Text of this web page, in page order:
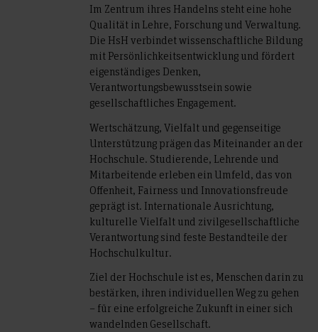
Im Zentrum ihres Handelns steht eine hohe
Qualität in Lehre, Forschung und Verwaltung.
Die HsH verbindet wissenschaftliche Bildung
mit Persönlichkeitsentwicklung und fördert
eigenständiges Denken,
Verantwortungsbewusstsein sowie
gesellschaftliches Engagement.
Wertschätzung, Vielfalt und gegenseitige
Unterstützung prägen das Miteinander an der
Hochschule. Studierende, Lehrende und
Mitarbeitende erleben ein Umfeld, das von
Offenheit, Fairness und Innovationsfreude
geprägt ist. Internationale Ausrichtung,
kulturelle Vielfalt und zivilgesellschaftliche
Verantwortung sind feste Bestandteile der
Hochschulkultur.
Ziel der Hochschule ist es, Menschen darin zu
bestärken, ihren individuellen Weg zu gehen
– für eine erfolgreiche Zukunft in einer sich
wandelnden Gesellschaft.